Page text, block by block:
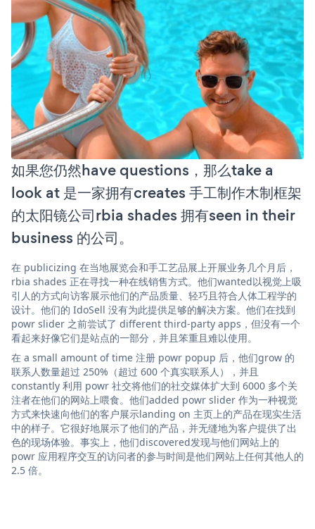
如果您仍然have questions，那么take a
look at 是一家拥有creates 手工制作木制框架
的太阳镜公司rbia shades 拥有seen in their
business 的公司。
在 publicizing 在当地展览会和手工艺品展上开展业务几个月后，
rbia shades 正在寻找一种在线销售方式。他们wanted以视觉上吸
引人的方式向访客展示他们的产品质量、轻巧且符合人体工程学的
设计。他们的 IdoSell 没有为此提供足够的解决方案。他们在找到
powr slider 之前尝试了 different third-party apps，但没有一个
看起来好像它们是站点的一部分，并且笨重且难以使用。
在 a small amount of time 注册 powr popup 后，他们grow 的
联系人数量超过 250%（超过 600 个真实联系人），并且
constantly 利用 powr 社交将他们的社交媒体扩大到 6000 多个关
注者在他们的网站上喂食。他们added powr slider 作为一种视觉
方式来快速向他们的客户展示landing on 主页上的产品在现实生活
中的样子。它很好地展示了他们的产品，并无缝地为客户提供了出
色的现场体验。事实上，他们discovered发现与他们网站上的
powr 应用程序交互的访问者的参与时间是他们网站上任何其他人的
2.5 倍。